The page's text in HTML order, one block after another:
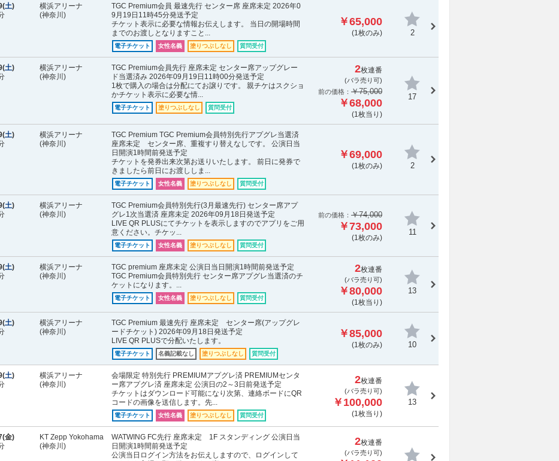
土)
横浜アリーナ
(神奈川)
TGC Premium会員 最速先行 センター席 座席未定 2026年0
9月19日11時45分発送予定
チケット表示に必要な情報お伝えします。 当日の開場時間
までのお渡しとなりますこと...
電子チケット 女性名義 塗りつぶしなし 質問受付
￥65,000
(1枚のみ) 2
土)
横浜アリーナ
(神奈川)
TGC Premium会員先行 座席未定 センター席アップグレー
ド当選済み 2026年09月19日11時00分発送予定
1枚で購入の場合は分配にてお譲りです。 親チケはスクショ
かチケット表示に必要な情...
電子チケット 塗りつぶしなし 質問受付
2枚連番
(バラ売り可)
前の価格： ￥75,000
￥68,000
(1枚当り)
17
土)
横浜アリーナ
(神奈川)
TGC Premium TGC Premium会員特別先行アプグレ当選済
座席未定 センター席、重複すり替えなしです。 公演日当
日開演1時間前発送予定
チケットを発券出来次第お送りいたします。 前日に発券で
きましたら前日にお渡ししま...
電子チケット 女性名義 塗りつぶしなし 質問受付
￥69,000
(1枚のみ) 2
土)
横浜アリーナ
(神奈川)
TGC Premium会員特別先行(3月最速先行) センター席アプ
グレ1次当選済 座席未定 2026年09月18日発送予定
LIVE QR PLUSにてチケットを表示しますのでアプリをご用
意ください。チケッ...
電子チケット 女性名義 塗りつぶしなし 質問受付
前の価格： ￥74,000
￥73,000
(1枚のみ)
11
土)
横浜アリーナ
(神奈川)
TGC premium 座席未定 公演日当日開演1時間前発送予定
TGC Premium会員特別先行 センター席アプグレ当選済のチ
ケットになります。...
電子チケット 女性名義 塗りつぶしなし 質問受付
2枚連番
(バラ売り可)
￥80,000
(1枚当り)
13
土)
横浜アリーナ
(神奈川)
TGC Premium 最速先行 座席未定 センター席(アップグレ
ードチケット) 2026年09月18日発送予定
LIVE QR PLUSで分配いたします。
電子チケット 名義記載なし 塗りつぶしなし 質問受付
￥85,000
(1枚のみ) 10
土)
横浜アリーナ
(神奈川)
会場限定 特別先行 PREMIUMアプグレ済 PREMIUMセンタ
ー席アプグレ済 座席未定 公演日の2～3日前発送予定
チケットはダウンロード可能になり次第、連絡ボードにQR
コードの画像を送信します。先...
電子チケット 女性名義 塗りつぶしなし 質問受付
2枚連番
(バラ売り可)
￥100,000
(1枚当り)
13
金)
KT Zepp Yokohama
(神奈川)
WATWING FC先行 座席未定 1F スタンディング 公演日当
日開演1時間前発送予定
公演当日ログイン方法をお伝えしますので、ログインして
2枚連番
(バラ売り可)